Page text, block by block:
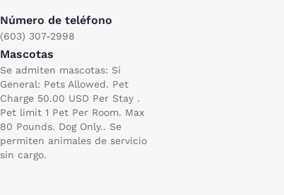
Número de teléfono
(603) 307-2998
Mascotas
Se admiten mascotas: Sí
General: Pets Allowed. Pet
Charge 50.00 USD Per Stay .
Pet limit 1 Pet Per Room. Max
80 Pounds. Dog Only.. Se
permiten animales de servicio
sin cargo.